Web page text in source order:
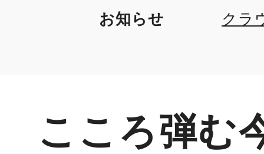
お知らせ
クラ
こころ弾む